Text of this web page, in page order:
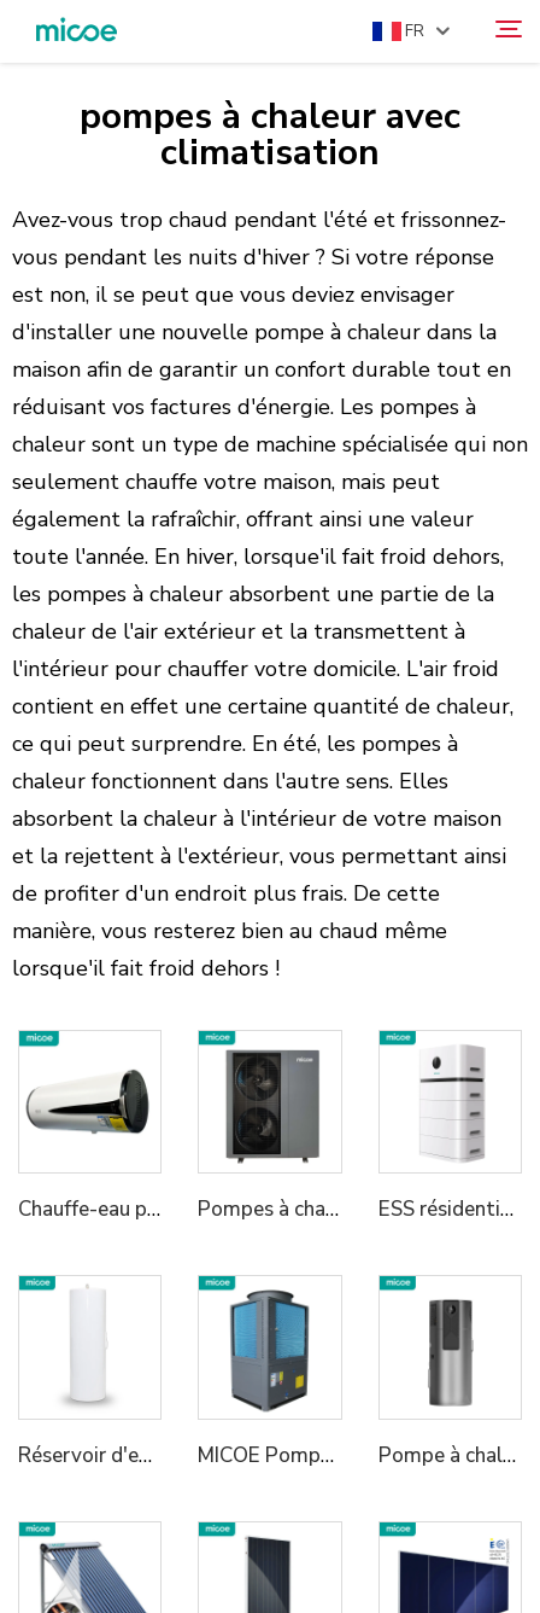
FR
À PROPOS DE NOUS
SOLUTION
SUPPORT ET SERVICES
CENTRE DE PRESSE
CONTACTEZ-NOUS
Rechercher
pompes à chaleur avec
climatisation
Avez-vous trop chaud pendant l'été et frissonnez-
vous pendant les nuits d'hiver ? Si votre réponse
est non, il se peut que vous deviez envisager
d'installer une nouvelle pompe à chaleur dans la
maison afin de garantir un confort durable tout en
réduisant vos factures d'énergie. Les pompes à
chaleur sont un type de machine spécialisée qui non
seulement chauffe votre maison, mais peut
également la rafraîchir, offrant ainsi une valeur
toute l'année. En hiver, lorsque'il fait froid dehors,
les pompes à chaleur absorbent une partie de la
chaleur de l'air extérieur et la transmettent à
l'intérieur pour chauffer votre domicile. L'air froid
contient en effet une certaine quantité de chaleur,
ce qui peut surprendre. En été, les pompes à
chaleur fonctionnent dans l'autre sens. Elles
absorbent la chaleur à l'intérieur de votre maison
et la rejettent à l'extérieur, vous permettant ainsi
de profiter d'un endroit plus frais. De cette
manière, vous resterez bien au chaud même
lorsque'il fait froid dehors !
Chauffe-eau pompe à chaleur tout-en-un mural Pompes à chaleur monobloc R290 Air-Eau Micoe pour chauffe-eau ESS résidentiel empilable 2
Réservoir d'eau inoxydable Micoe MICOE Pompe à chaleur commerciale 50kw pour chauffage des maisons Réfrigérant R290 avec classe A+++ ERP Pompe à chaleur Air-Eau avec Réservoir Intégré 75C Haute Température R290 Tout-en-Un